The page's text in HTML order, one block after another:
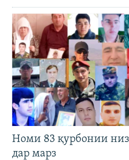
Номи 83 қурбонии
дар марз